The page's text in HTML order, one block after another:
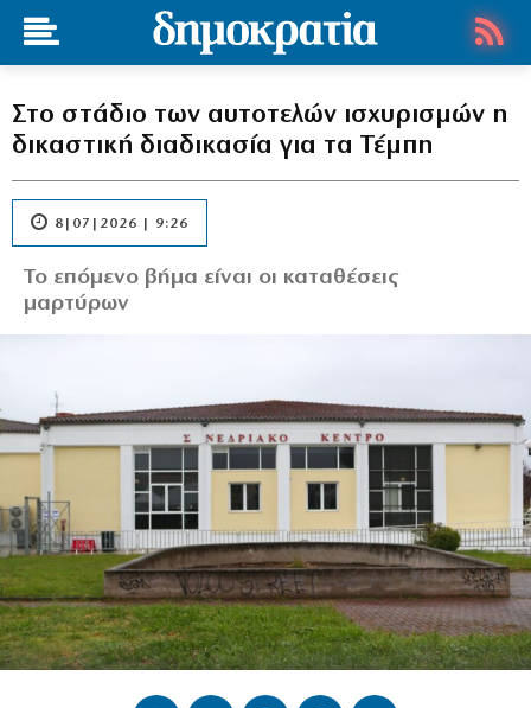
Στο στάδιο των αυτοτελών ισχυρισμών η
δικαστική διαδικασία για τα Τέμπη
8|07|2026 | 9:26
Το επόμενο βήμα είναι οι καταθέσεις
μαρτύρων